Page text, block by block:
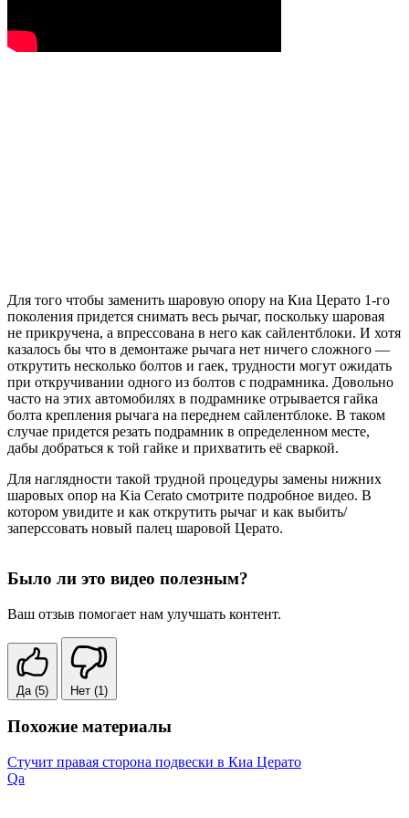
Для того чтобы заменить шаровую опору на Киа Церато 1-го
поколения придется снимать весь рычаг, поскольку шаровая
не прикручена, а впрессована в него как сайлентблоки. И хотя
казалось бы что в демонтаже рычага нет ничего сложного —
открутить несколько болтов и гаек, трудности могут ожидать
при откручивании одного из болтов с подрамника. Довольно
часто на этих автомобилях в подрамнике отрывается гайка
болта крепления рычага на переднем сайлентблоке. В таком
случае придется резать подрамник в определенном месте,
дабы добраться к той гайке и прихватить её сваркой.
Для наглядности такой трудной процедуры замены нижних
шаровых опор на Kia Cerato смотрите подробное видео. В
котором увидите и как открутить рычаг и как выбить/
заперссовать новый палец шаровой Церато.
Было ли это видео полезным?
Ваш отзыв помогает нам улучшать контент.
Да (5) Нет (1)
Похожие материалы
Стучит правая сторона подвески в Киа Церато
Qa